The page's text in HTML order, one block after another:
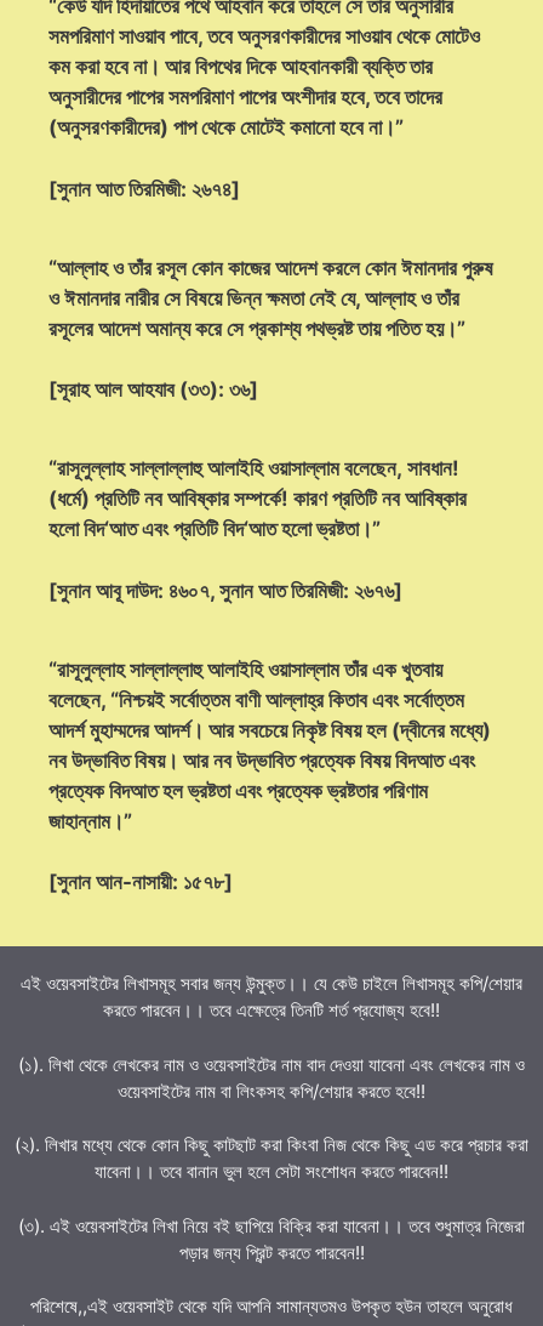
“কেউ যদি হিদায়াতের পথে আহবান করে তাহলে সে তার অনুসারীর
সমপরিমাণ সাওয়াব পাবে, তবে অনুসরণকারীদের সাওয়াব থেকে মোটেও
কম করা হবে না। আর বিপথের দিকে আহবানকারী ব্যক্তি তার
অনুসারীদের পাপের সমপরিমাণ পাপের অংশীদার হবে, তবে তাদের
(অনুসরণকারীদের) পাপ থেকে মোটেই কমানো হবে না।”
[সুনান আত তিরমিজী: ২৬৭৪]
“আল্লাহ ও তাঁর রসূল কোন কাজের আদেশ করলে কোন ঈমানদার পুরুষ
ও ঈমানদার নারীর সে বিষয়ে ভিন্ন ক্ষমতা নেই যে, আল্লাহ ও তাঁর
রসূলের আদেশ অমান্য করে সে প্রকাশ্য পথভ্রষ্ট তায় পতিত হয়।”
[সূরাহ আল আহযাব (৩৩): ৩৬]
“রাসূলুল্লাহ সাল্লাল্লাহু আলাইহি ওয়াসাল্লাম বলেছেন, সাবধান!
(ধর্মে) প্রতিটি নব আবিষ্কার সম্পর্কে! কারণ প্রতিটি নব আবিষ্কার
হলো বিদ‘আত এবং প্রতিটি বিদ‘আত হলো ভ্রষ্টতা।”
[সুনান আবূ দাউদ: ৪৬০৭, সুনান আত তিরমিজী: ২৬৭৬]
“রাসূলুল্লাহ সাল্লাল্লাহু আলাইহি ওয়াসাল্লাম তাঁর এক খুতবায়
বলেছেন, “নিশ্চয়ই সর্বোত্তম বাণী আল্লাহ্‌র কিতাব এবং সর্বোত্তম
আদর্শ মুহাম্মদের আদর্শ। আর সবচেয়ে নিকৃষ্ট বিষয় হল (দ্বীনের মধ্যে)
নব উদ্ভাবিত বিষয়। আর নব উদ্ভাবিত প্রত্যেক বিষয় বিদআত এবং
প্রত্যেক বিদআত হল ভ্রষ্টতা এবং প্রত্যেক ভ্রষ্টতার পরিণাম
জাহান্নাম।”
[সুনান আন-নাসায়ী: ১৫৭৮]
এই ওয়েবসাইটের লিখাসমূহ সবার জন্য উন্মুক্ত।। যে কেউ চাইলে লিখাসমূহ কপি/শেয়ার
করতে পারবেন।। তবে এক্ষেত্রে তিনটি শর্ত প্রযোজ্য হবে!!
(১). লিখা থেকে লেখকের নাম ও ওয়েবসাইটের নাম বাদ দেওয়া যাবেনা এবং লেখকের নাম ও
ওয়েবসাইটের নাম বা লিংকসহ কপি/শেয়ার করতে হবে!!
(২). লিখার মধ্যে থেকে কোন কিছু কাটছাট করা কিংবা নিজ থেকে কিছু এড করে প্রচার করা
যাবেনা।। তবে বানান ভুল হলে সেটা সংশোধন করতে পারবেন!!
(৩). এই ওয়েবসাইটের লিখা নিয়ে বই ছাপিয়ে বিক্রি করা যাবেনা।। তবে শুধুমাত্র নিজেরা
পড়ার জন্য প্রিন্ট করতে পারবেন!!
পরিশেষে,,এই ওয়েবসাইট থেকে যদি আপনি সামান্যতমও উপকৃত হউন তাহলে অনুরোধ